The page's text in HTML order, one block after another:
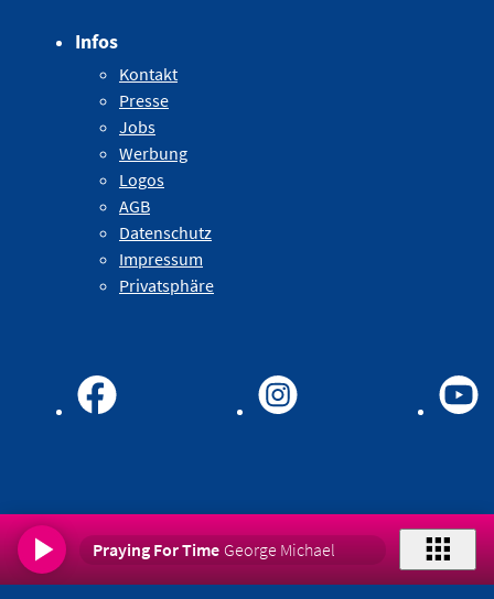
Infos
Kontakt
Presse
Jobs
Werbung
Logos
AGB
Datenschutz
Impressum
Privatsphäre
Praying For Time George Michael